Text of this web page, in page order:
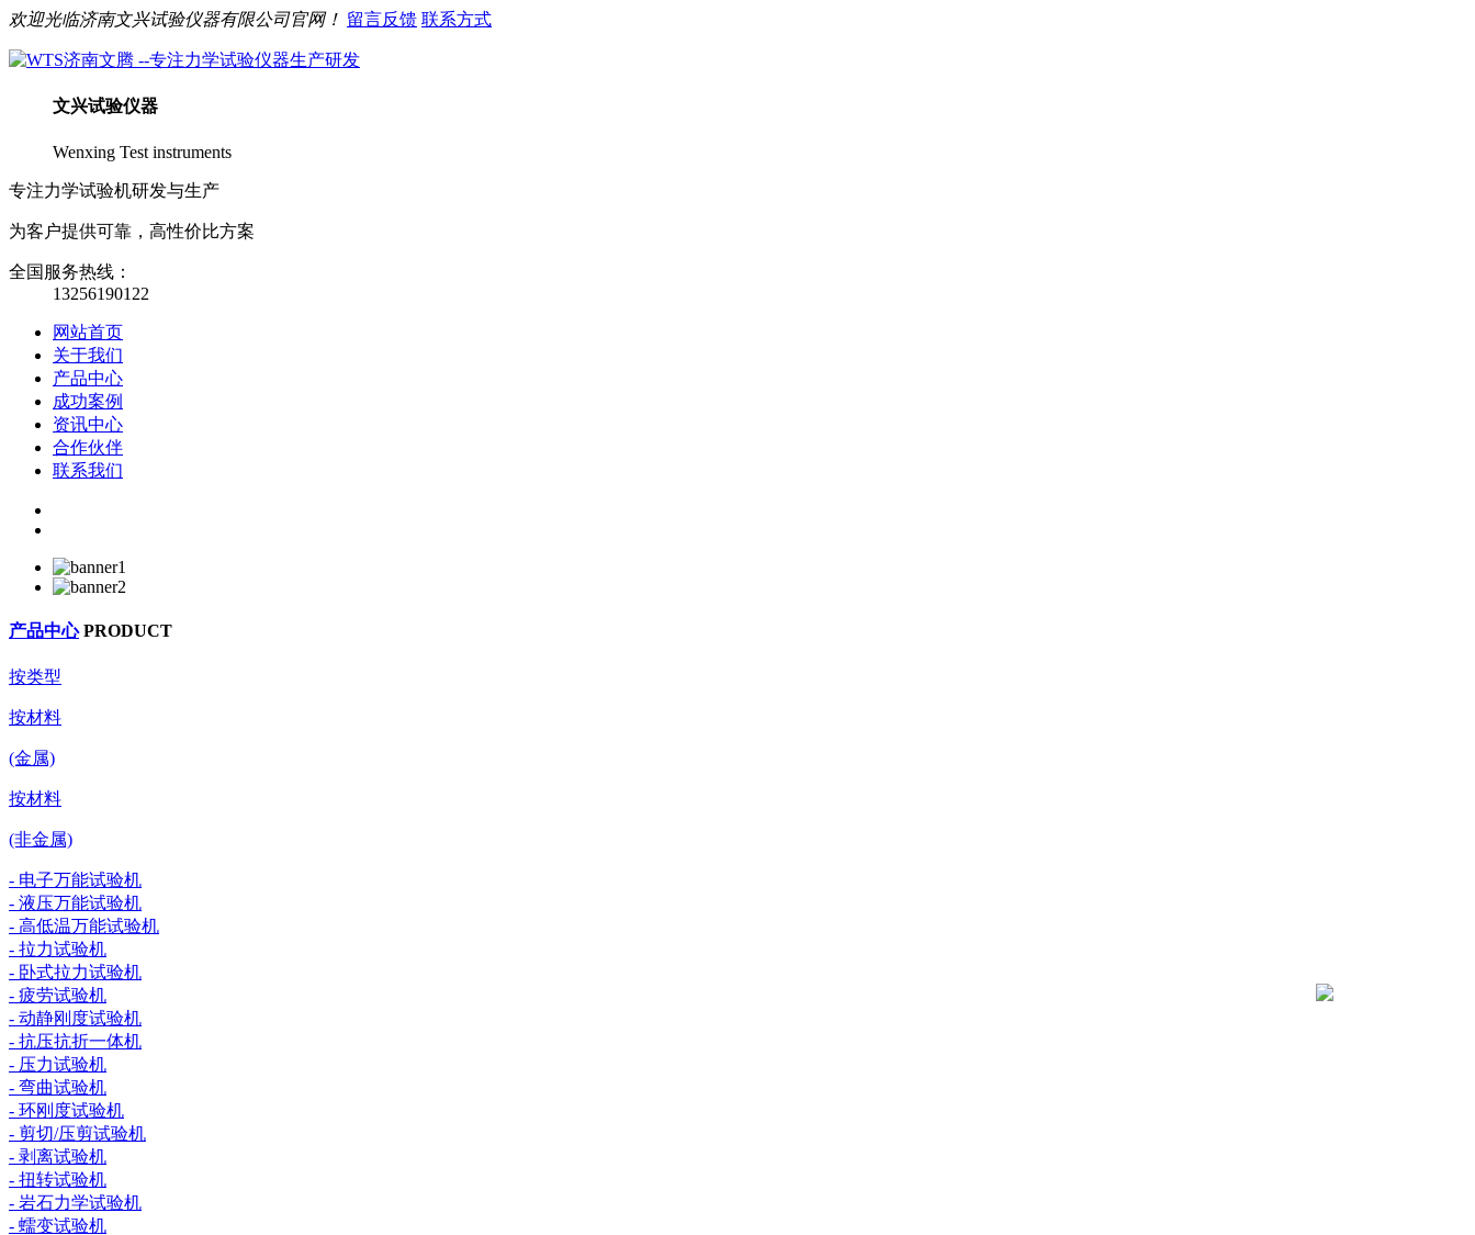
欢迎光临济南文兴试验仪器有限公司官网！ 留言反馈 联系方式
文兴试验仪器
Wenxing Test instruments
专注力学试验机研发与生产
为客户提供可靠，高性价比方案
全国服务热线：
13256190122
网站首页
关于我们
产品中心
成功案例
资讯中心
合作伙伴
联系我们
产品中心 PRODUCT
按类型
按材料
(金属)
按材料
(非金属)
- 电子万能试验机
- 液压万能试验机
- 高低温万能试验机
- 拉力试验机
- 卧式拉力试验机
- 疲劳试验机
- 动静刚度试验机
- 抗压抗折一体机
- 压力试验机
- 弯曲试验机
- 环刚度试验机
- 剪切/压剪试验机
- 剥离试验机
- 扭转试验机
- 岩石力学试验机
- 蠕变试验机